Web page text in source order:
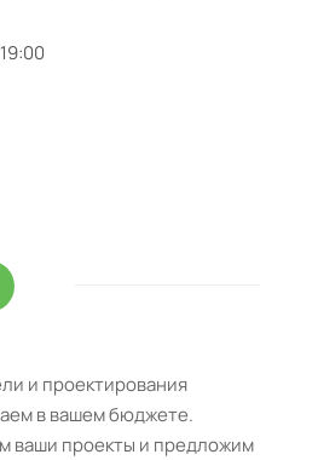
и проектирования
в вашем бюджете.
ваши проекты и предложим